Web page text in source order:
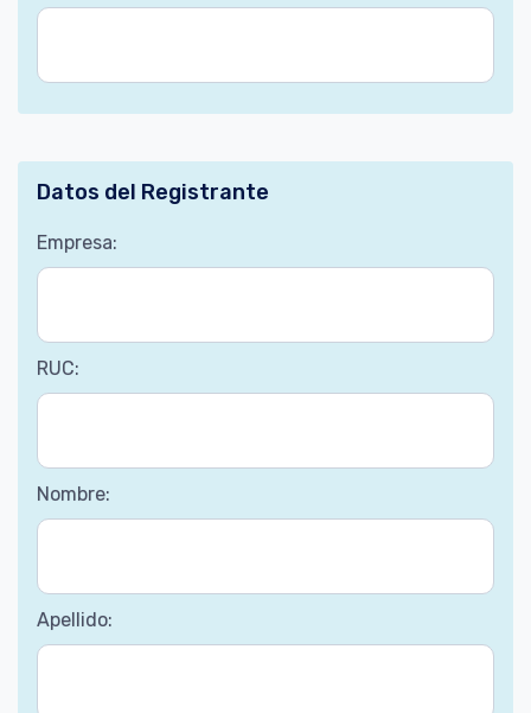
Datos del Registrante
Empresa:
RUC:
Nombre:
Apellido: